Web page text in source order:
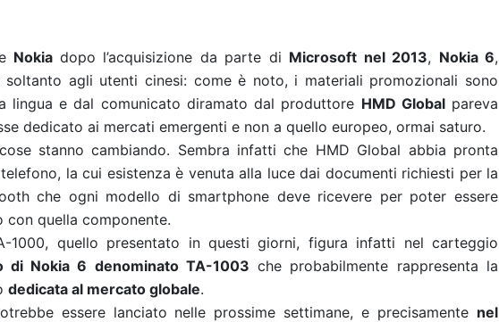
Nokia dopo l’acquisizione da parte di Microsoft nel 2013, Nokia 6,
soltanto agli utenti cinesi: come è noto, i materiali promozionali sono
lingua e dal comunicato diramato dal produttore HMD Globalpareva
dedicato ai mercati emergenti e non a quello europeo, ormai saturo.
stanno cambiando. Sembra infatti che HMD Global abbia pronta
telefono, la cui esistenza è venuta alla luce dai documenti richiesti per la
che ogni modello di smartphone deve ricevere per poter essere
con quella componente.
1000, quello presentato in questi giorni, figura infatti nel carteggio
di Nokia 6 denominato TA-1003 che probabilmente rappresenta la
dedicata al mercato globale.
essere lanciato nelle prossime settimane, e precisamente nel